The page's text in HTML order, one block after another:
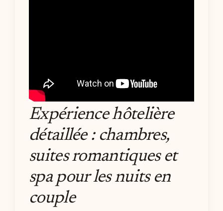
Expérience hôtelière
détaillée : chambres,
suites romantiques et
spa pour les nuits en
couple